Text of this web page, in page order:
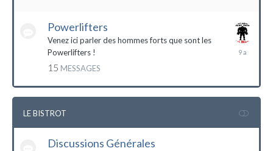
Powerlifters
Venez ici parler des hommes forts que sont les
Powerlifters !
15 MESSAGES
LE BISTROT
Discussions Générales